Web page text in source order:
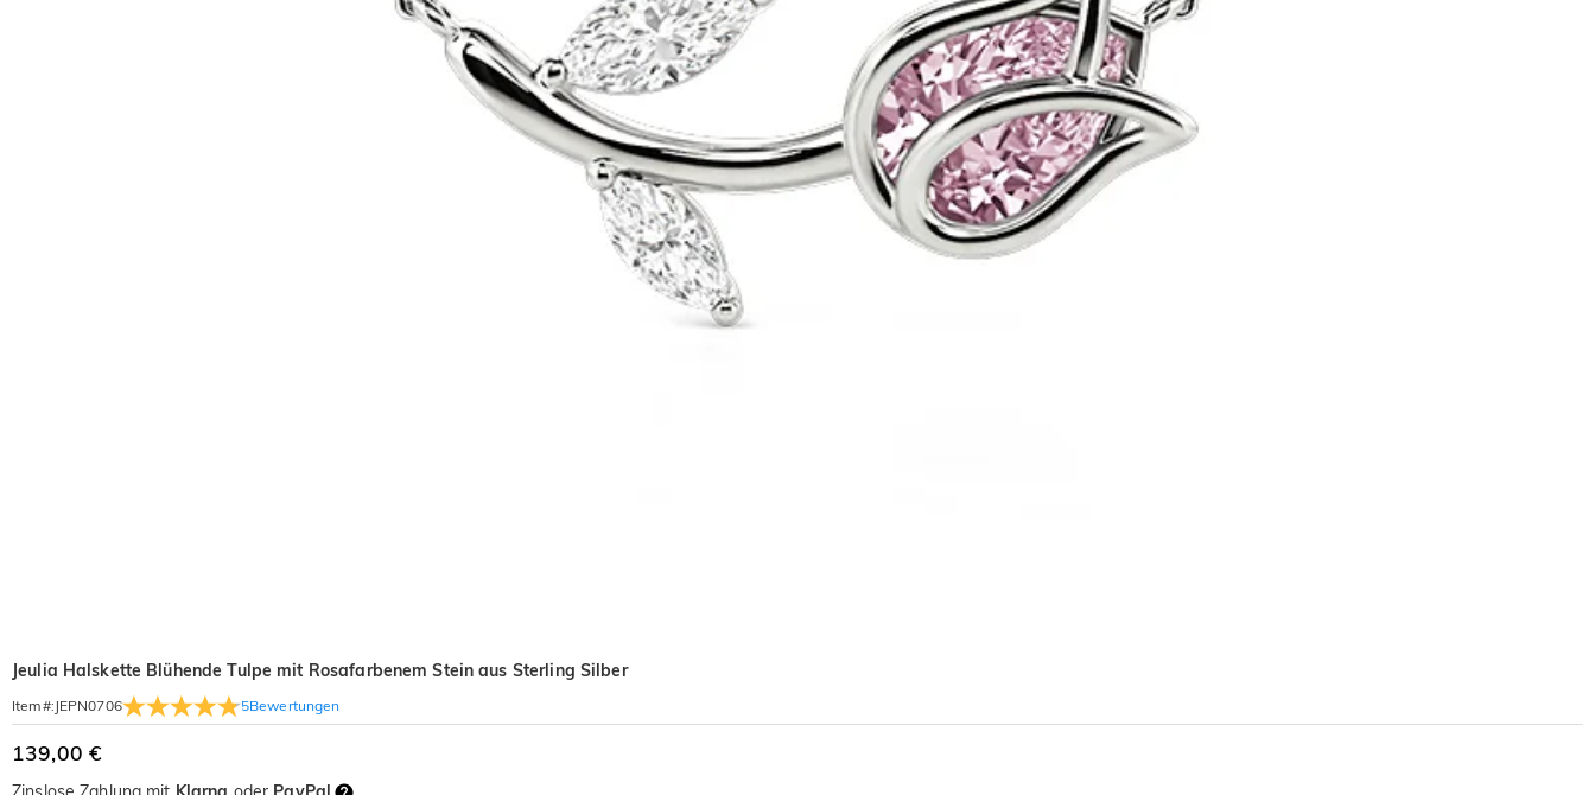
Jeulia Halskette Blühende Tulpe mit Rosafarbenem Stein aus Sterling Silber
Item#: JEPN0706 5Bewertungen
139,00 €